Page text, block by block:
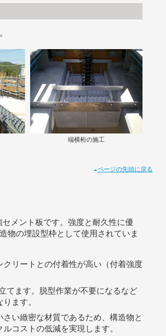
端横桁の施工
ページの先頭に戻る
メント板です。強度と耐久性に優
物の埋設型枠として使用されていま
リートとの付着性が高い（付着強度
てます。脱型作業が不要になるなど
ます。
い緻密な材質であるため、構造物と
コストの低減を実現します。